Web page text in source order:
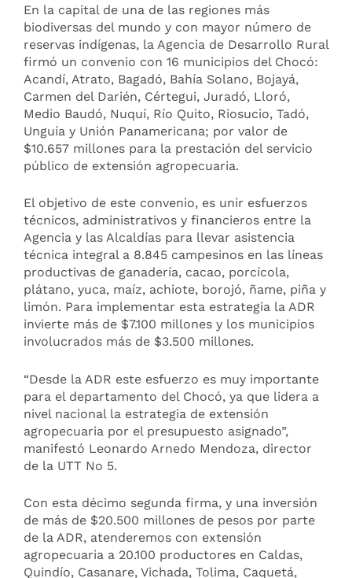
En la capital de una de las regiones más
biodiversas del mundo y con mayor número de
reservas indígenas, la Agencia de Desarrollo Rural
firmó un convenio con 16 municipios del Chocó:
Acandí, Atrato, Bagadó, Bahía Solano, Bojayá,
Carmen del Darién, Cértegui, Juradó, Lloró,
Medio Baudó, Nuquí, Río Quito, Riosucio, Tadó,
Unguía y Unión Panamericana; por valor de
$10.657 millones para la prestación del servicio
público de extensión agropecuaria.
El objetivo de este convenio, es unir esfuerzos
técnicos, administrativos y financieros entre la
Agencia y las Alcaldías para llevar asistencia
técnica integral a 8.845 campesinos en las líneas
productivas de ganadería, cacao, porcícola,
plátano, yuca, maíz, achiote, borojó, ñame, piña y
limón. Para implementar esta estrategia la ADR
invierte más de $7.100 millones y los municipios
involucrados más de $3.500 millones.
“Desde la ADR este esfuerzo es muy importante
para el departamento del Chocó, ya que lidera a
nivel nacional la estrategia de extensión
agropecuaria por el presupuesto asignado”,
manifestó Leonardo Arnedo Mendoza, director
de la UTT No 5.
Con esta décimo segunda firma, y una inversión
de más de $20.500 millones de pesos por parte
de la ADR, atenderemos con extensión
agropecuaria a 20.100 productores en Caldas,
Quindío, Casanare, Vichada, Tolima, Caquetá,